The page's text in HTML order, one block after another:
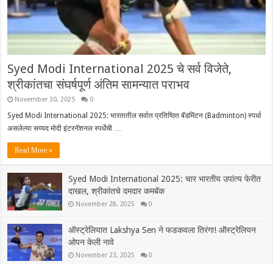
Syed Modi International 2025 चे सर्व विजेते,
श्रीकांतचा संघर्षपूर्ण अंतिम सामन्यात पराभव
November 30, 2025 0
Syed Modi International 2025: भारतातील सर्वात प्रतिष्ठित बॅडमिंटन (Badminton) स्पर्धा
असलेल्या सय्यद मोदी इंटरनॅशनल स्पर्धेची …
Read More »
Syed Modi International 2025: चार भारतीय उपांत्य फेरीत
दाखल, श्रीकांतचे दमदार कमबॅक
November 28, 2025 0
ऑस्ट्रेलियात Lakshya Sen ने फडकवला तिरंगा! ऑस्ट्रेलियन
ओपन केली नावे
November 23, 2025 0